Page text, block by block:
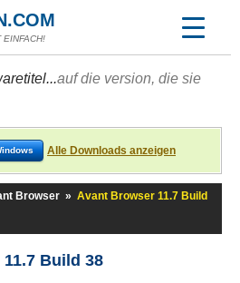
EINFACH!
auf die version, die sie
Alle Downloads anzeigen
Browser » Avant Browser 11.7 Build
Build 38